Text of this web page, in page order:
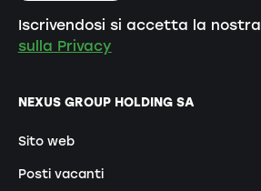
NEXUS GROUP HOLDING SA
Sito web
Posti vacanti
Iscrivendosi si accetta la nostra
sulla Privacy